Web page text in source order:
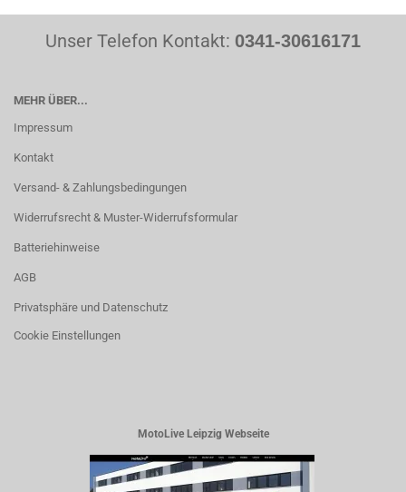
Unser Telefon Kontakt: 0341-30616171
MEHR ÜBER...
Impressum
Kontakt
Versand- & Zahlungsbedingungen
Widerrufsrecht & Muster-Widerrufsformular
Batteriehinweise
AGB
Privatsphäre und Datenschutz
Cookie Einstellungen
MotoLive Leipzig Webseite